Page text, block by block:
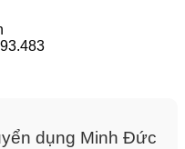
dụng Minh Đức